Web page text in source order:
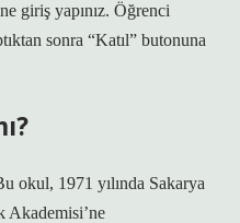
giriş yapınız. Öğrenci
sonra “Katıl” butonuna
okul, 1971 yılında Sakarya
Akademisi’ne